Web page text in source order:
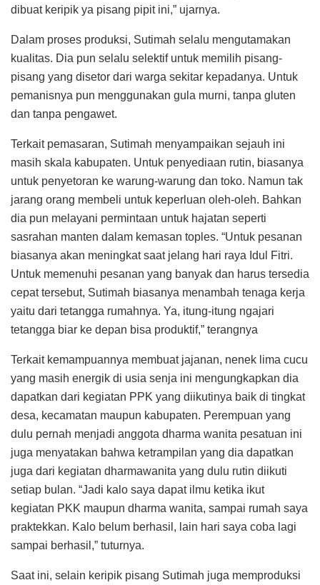
dibuat keripik ya pisang pipit ini,” ujarnya.
Dalam proses produksi, Sutimah selalu mengutamakan
kualitas. Dia pun selalu selektif untuk memilih pisang-
pisang yang disetor dari warga sekitar kepadanya. Untuk
pemanisnya pun menggunakan gula murni, tanpa gluten
dan tanpa pengawet.
Terkait pemasaran, Sutimah menyampaikan sejauh ini
masih skala kabupaten. Untuk penyediaan rutin, biasanya
untuk penyetoran ke warung-warung dan toko. Namun tak
jarang orang membeli untuk keperluan oleh-oleh. Bahkan
dia pun melayani permintaan untuk hajatan seperti
sasrahan manten dalam kemasan toples. “Untuk pesanan
biasanya akan meningkat saat jelang hari raya Idul Fitri.
Untuk memenuhi pesanan yang banyak dan harus tersedia
cepat tersebut, Sutimah biasanya menambah tenaga kerja
yaitu dari tetangga rumahnya. Ya, itung-itung ngajari
tetangga biar ke depan bisa produktif,” terangnya
Terkait kemampuannya membuat jajanan, nenek lima cucu
yang masih energik di usia senja ini mengungkapkan dia
dapatkan dari kegiatan PPK yang diikutinya baik di tingkat
desa, kecamatan maupun kabupaten. Perempuan yang
dulu pernah menjadi anggota dharma wanita pesatuan ini
juga menyatakan bahwa ketrampilan yang dia dapatkan
juga dari kegiatan dharmawanita yang dulu rutin diikuti
setiap bulan. “Jadi kalo saya dapat ilmu ketika ikut
kegiatan PKK maupun dharma wanita, sampai rumah saya
praktekkan. Kalo belum berhasil, lain hari saya coba lagi
sampai berhasil,” tuturnya.
Saat ini, selain keripik pisang Sutimah juga memproduksi